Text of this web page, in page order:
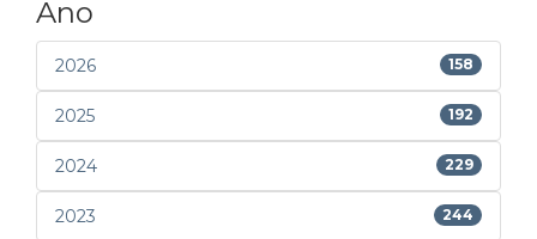
Ano
2026 158
2025 192
2024 229
2023 244